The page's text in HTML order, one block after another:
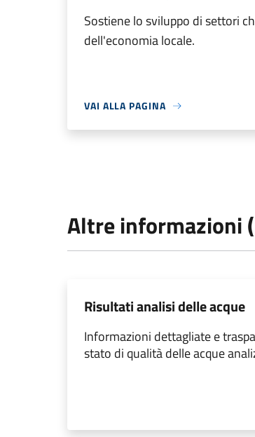
Sostiene lo sviluppo di settori
dell'economia locale.
VAI ALLA PAGINA
Altre informazioni
Risultati analisi delle acque
Informazioni dettagliate e
stato di qualità delle acque